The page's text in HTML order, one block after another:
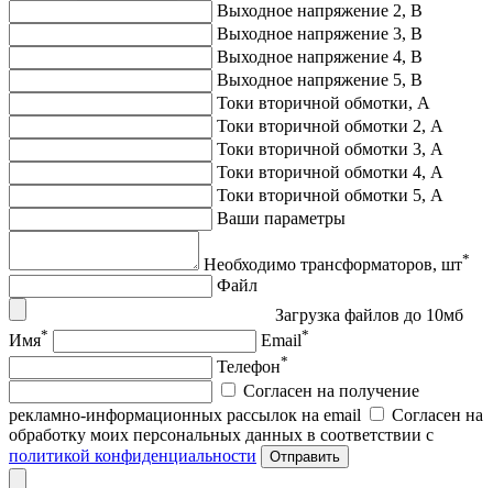
Выходное напряжение 2, В
Выходное напряжение 3, В
Выходное напряжение 4, В
Выходное напряжение 5, В
Токи вторичной обмотки, А
Токи вторичной обмотки 2, А
Токи вторичной обмотки 3, А
Токи вторичной обмотки 4, А
Токи вторичной обмотки 5, А
Ваши параметры
Необходимо трансформаторов, шт*
Файл
Загрузка файлов до 10мб
Имя* Email*
Телефон*
Согласен на получение
рекламно-информационных рассылок на email
Согласен на
обработку моих персональных данных в соответствии с
политикой конфиденциальности
Отправить